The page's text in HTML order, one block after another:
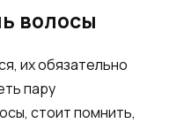
волосы
их обязательно
пару
стоит помнить,